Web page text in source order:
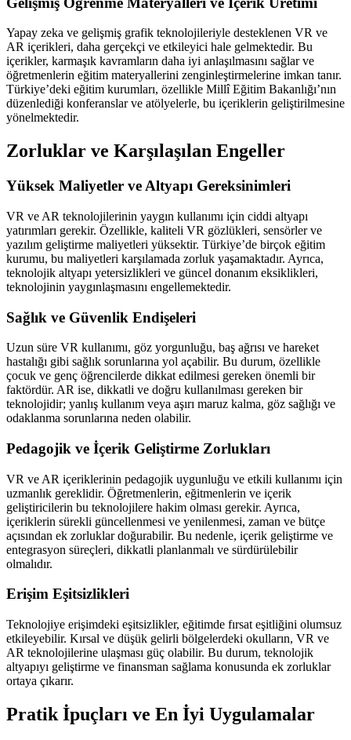
Yapay zeka ve gelişmiş grafik teknolojileriyle desteklenen VR ve
AR içerikleri, daha gerçekçi ve etkileyici hale gelmektedir. Bu
içerikler, karmaşık kavramların daha iyi anlaşılmasını sağlar ve
öğretmenlerin eğitim materyallerini zenginleştirmelerine imkan tanır.
Türkiye’deki eğitim kurumları, özellikle Millî Eğitim Bakanlığı’nın
düzenlediği konferanslar ve atölyelerle, bu içeriklerin geliştirilmesine
yönelmektedir.
Zorluklar ve Karşılaşılan Engeller
Yüksek Maliyetler ve Altyapı Gereksinimleri
VR ve AR teknolojilerinin yaygın kullanımı için ciddi altyapı
yatırımları gerekir. Özellikle, kaliteli VR gözlükleri, sensörler ve
yazılım geliştirme maliyetleri yüksektir. Türkiye’de birçok eğitim
kurumu, bu maliyetleri karşılamada zorluk yaşamaktadır. Ayrıca,
teknolojik altyapı yetersizlikleri ve güncel donanım eksiklikleri,
teknolojinin yaygınlaşmasını engellemektedir.
Sağlık ve Güvenlik Endişeleri
Uzun süre VR kullanımı, göz yorgunluğu, baş ağrısı ve hareket
hastalığı gibi sağlık sorunlarına yol açabilir. Bu durum, özellikle
çocuk ve genç öğrencilerde dikkat edilmesi gereken önemli bir
faktördür. AR ise, dikkatli ve doğru kullanılması gereken bir
teknolojidir; yanlış kullanım veya aşırı maruz kalma, göz sağlığı ve
odaklanma sorunlarına neden olabilir.
Pedagojik ve İçerik Geliştirme Zorlukları
VR ve AR içeriklerinin pedagojik uygunluğu ve etkili kullanımı için
uzmanlık gereklidir. Öğretmenlerin, eğitmenlerin ve içerik
geliştiricilerin bu teknolojilere hakim olması gerekir. Ayrıca,
içeriklerin sürekli güncellenmesi ve yenilenmesi, zaman ve bütçe
açısından ek zorluklar doğurabilir. Bu nedenle, içerik geliştirme ve
entegrasyon süreçleri, dikkatli planlanmalı ve sürdürülebilir
olmalıdır.
Erişim Eşitsizlikleri
Teknolojiye erişimdeki eşitsizlikler, eğitimde fırsat eşitliğini olumsuz
etkileyebilir. Kırsal ve düşük gelirli bölgelerdeki okulların, VR ve
AR teknolojilerine ulaşması güç olabilir. Bu durum, teknolojik
altyapıyı geliştirme ve finansman sağlama konusunda ek zorluklar
ortaya çıkarır.
Pratik İpuçları ve En İyi Uygulamalar